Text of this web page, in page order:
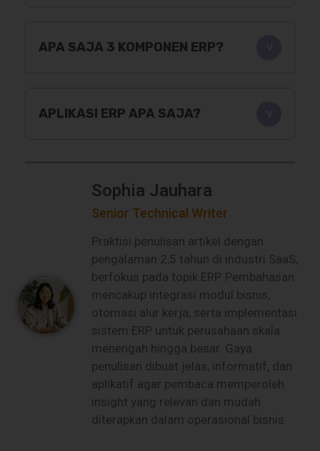
APA SAJA 3 KOMPONEN ERP?
APLIKASI ERP APA SAJA?
Sophia Jauhara
Senior Technical Writer
Praktisi penulisan artikel dengan
pengalaman 2,5 tahun di industri SaaS,
berfokus pada topik ERP. Pembahasan
mencakup integrasi modul bisnis,
otomasi alur kerja, serta implementasi
sistem ERP untuk perusahaan skala
menengah hingga besar. Gaya
penulisan dibuat jelas, informatif, dan
aplikatif agar pembaca memperoleh
insight yang relevan dan mudah
diterapkan dalam operasional bisnis.